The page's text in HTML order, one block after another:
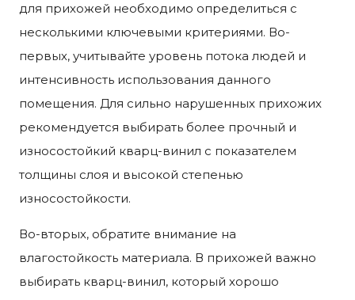
для прихожей необходимо определиться с
несколькими ключевыми критериями. Во-
первых, учитывайте уровень потока людей и
интенсивность использования данного
помещения. Для сильно нарушенных прихожих
рекомендуется выбирать более прочный и
износостойкий кварц-винил с показателем
толщины слоя и высокой степенью
износостойкости.
Во-вторых, обратите внимание на
влагостойкость материала. В прихожей важно
выбирать кварц-винил, который хорошо